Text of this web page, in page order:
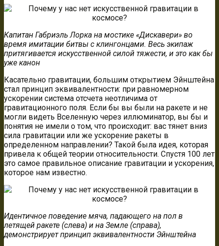
Капитан Габриэль Лорка на мостике «Дискавери» во
время имитации битвы с клингонцами. Весь экипаж
притягивается искусственной силой тяжести, и это как бы
уже канон
Касательно гравитации, большим открытием Эйнштейна
стал принцип эквивалентности: при равномерном
ускорении система отсчета неотличима от
гравитационного поля. Если бы вы были на ракете и не
могли видеть Вселенную через иллюминатор, вы бы и
понятия не имели о том, что происходит: вас тянет вниз
сила гравитации или же ускорение ракеты в
определенном направлении? Такой была идея, которая
привела к общей теории относительности. Спустя 100 лет
это самое правильное описание гравитации и ускорения,
которое нам известно.
Идентичное поведение мяча, падающего на пол в
летящей ракете (слева) и на Земле (справа),
демонстрирует принцип эквивалентности Эйнштейна